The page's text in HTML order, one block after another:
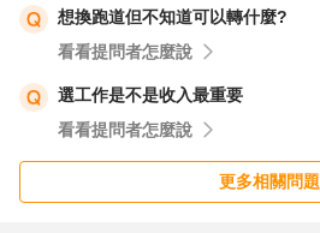
想換跑道但不知道可以轉什麼?
看看提問者怎麼說
選工作是不是收入最重要
看看提問者怎麼說
更多相關問題